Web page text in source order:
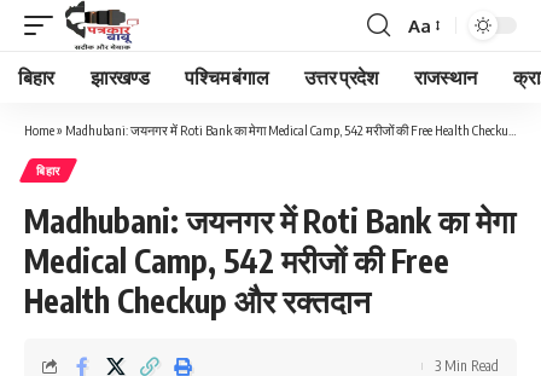
Font
Resizer
Aa
बिहार झारखण्ड पश्चिम बंगाल उत्तर प्रदेश राजस्थान
Home» Madhubani: जयनगर में Roti Bank का मेगा Medical Camp, 542 मरीजों की Free Health Checkup और रक्तदान
बिहार
Madhubani: जयनगर में Roti Bank का मेगा
Medical Camp, 542 मरीजों की Free
Health Checkup और रक्तदान
3 Min Read